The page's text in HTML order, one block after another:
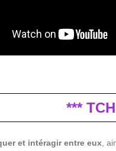
***
et intéragir entre eux,